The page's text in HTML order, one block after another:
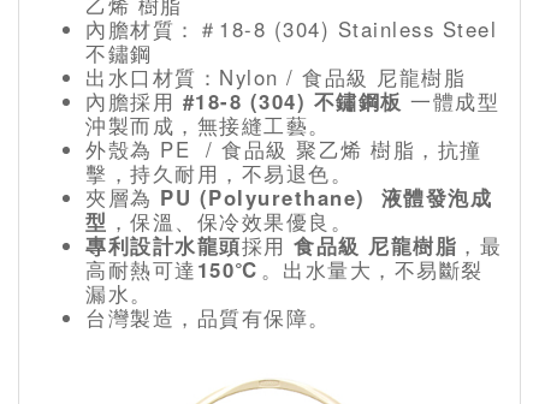
內膽材質：＃18-8 (304) Stainless Steel
不鏽鋼
出水口材質：Nylon / 食品級 尼龍樹脂
內膽採用 #18-8 (304) 不鏽鋼板 一體成型
沖製而成，無接縫工藝。
外殼為 PE / 食品級 聚乙烯 樹脂，抗撞
擊，持久耐用，不易退色。
夾層為 PU (Polyurethane) 液體發泡成
型 ，保溫、保冷效果優良。
專利設計水龍頭採用 食品級 尼龍樹脂 ，最
高耐熱可達150℃ 。出水量大，不易斷裂
漏水。
台灣製造，品質有保障。